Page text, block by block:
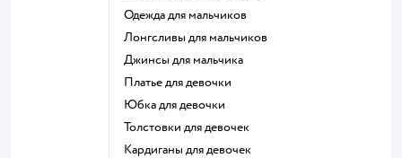
Одежда для мальчиков
Лонгсливы для мальчиков
Джинсы для мальчика
Платье для девочки
Юбка для девочки
Толстовки для девочек
Кардиганы для девочек